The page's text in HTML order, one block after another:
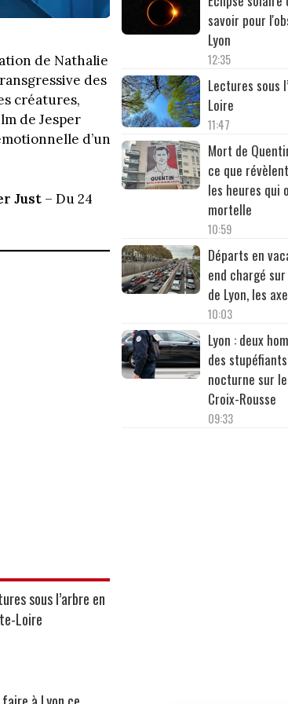
de Nathalie
des
créatures,
de Jesper
d’un
Just – Du 24
sous l’arbre en
Loire
savoir pour
Lyon
12:35
Lectures sous
Loire
11:47
Mort de
ce que
les heures qui
mortelle
10:59
Départs en
end chargé
de Lyon, les
10:03
Lyon : deux
des
nocturne sur
Croix-Rousse
09:33